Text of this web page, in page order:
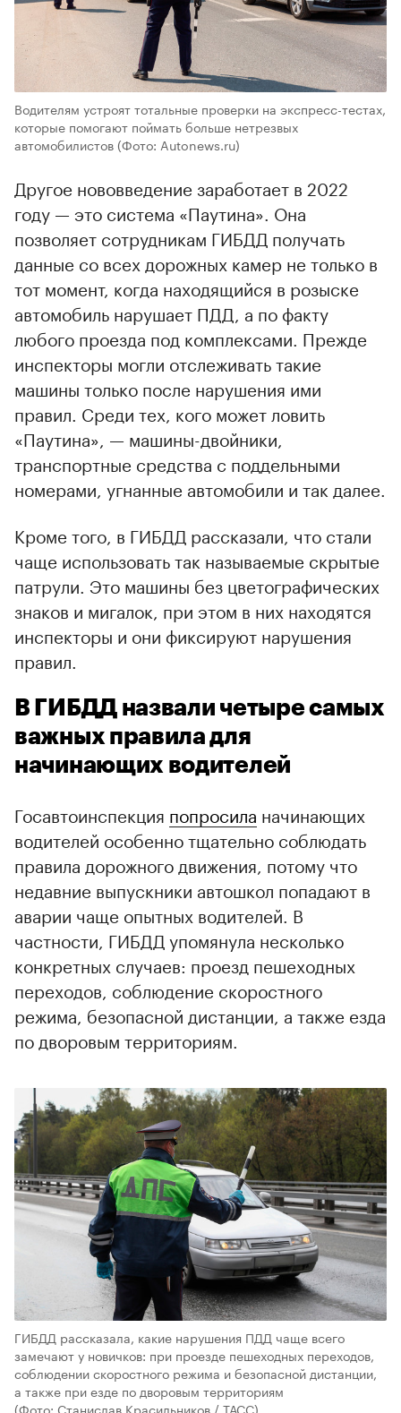
Водителям устроят тотальные проверки на экспресс-тестах,
которые помогают поймать больше нетрезвых
автомобилистов(Фото: Autonews.ru)
Другое нововведение заработает в 2022
году — это система «Паутина». Она
позволяет сотрудникам ГИБДД получать
данные со всех дорожных камер не только в
тот момент, когда находящийся в розыске
автомобиль нарушает ПДД, а по факту
любого проезда под комплексами. Прежде
инспекторы могли отслеживать такие
машины только после нарушения ими
правил. Среди тех, кого может ловить
«Паутина», — машины-двойники,
транспортные средства с поддельными
номерами, угнанные автомобили и так далее.
Кроме того, в ГИБДД рассказали, что стали
чаще использовать так называемые скрытые
патрули. Это машины без цветографических
знаков и мигалок, при этом в них находятся
инспекторы и они фиксируют нарушения
правил.
В ГИБДД назвали четыре самых
важных правила для
начинающих водителей
Госавтоинспекция попросила начинающих
водителей особенно тщательно соблюдать
правила дорожного движения, потому что
недавние выпускники автошкол попадают в
аварии чаще опытных водителей. В
частности, ГИБДД упомянула несколько
конкретных случаев: проезд пешеходных
переходов, соблюдение скоростного
режима, безопасной дистанции, а также езда
по дворовым территориям.
ГИБДД рассказала, какие нарушения ПДД чаще всего
замечают у новичков: при проезде пешеходных переходов,
соблюдении скоростного режима и безопасной дистанции,
а также при езде по дворовым территориям
(Фото: Станислав Красильников / ТАСС)